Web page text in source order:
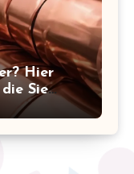
Hier
Sie